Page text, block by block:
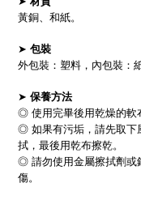
黃銅、和紙。
➤ 包裝
外包裝：塑料，內包裝：
➤ 保養方法
◎ 使用完畢後用乾燥的軟
◎ 如果有污垢，請先取下
拭，最後用乾布擦乾。
◎ 請勿使用金屬擦拭劑或
傷。